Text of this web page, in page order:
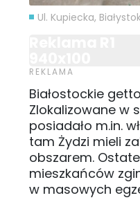
Ul. Kupiecka,
Białostockie
Zlokalizowane w
posiadało m.in.
tam Żydzi mieli
obszarem.
mieszkańców
w masowych